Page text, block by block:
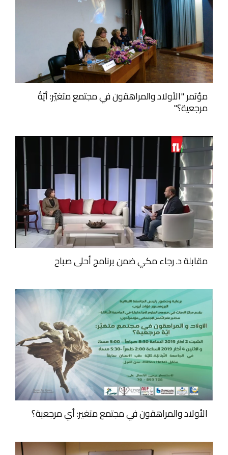
مؤتمر "الأولاد والمراهقون في مجتمع متغيّر: أيّةُ
مرجعية؟"
مقابلة د. رجاء مكي ضمن برنامج أحلى صباح
الأولاد والمراهقون في مجتمع متغير: أي مرجعية؟